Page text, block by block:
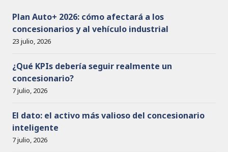
Plan Auto+ 2026: cómo afectará a los
concesionarios y al vehículo industrial
23 julio, 2026
¿Qué KPIs debería seguir realmente un
concesionario?
7 julio, 2026
El dato: el activo más valioso del concesionario
inteligente
7 julio, 2026